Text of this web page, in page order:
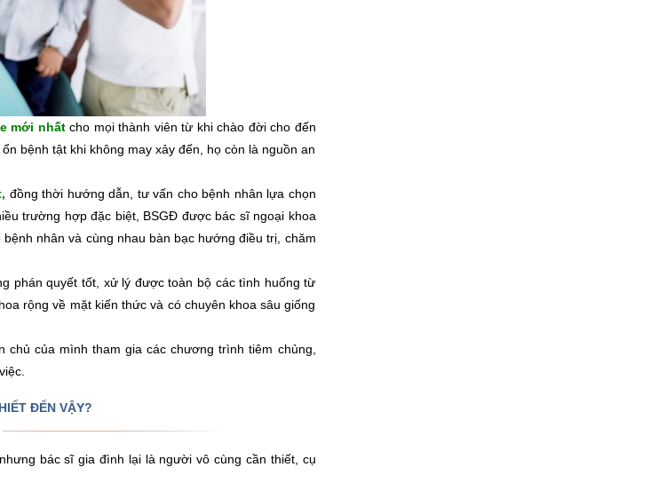
mới nhất cho mọi thành viên từ khi chào đời cho đến
bệnh tật khi không may xảy đến, họ còn là nguồn an
đồng thời hướng dẫn, tư vấn cho bệnh nhân lựa chọn
trường hợp đặc biệt, BSGĐ được bác sĩ ngoại khoa
nhân và cùng nhau bàn bạc hướng điều trị, chăm
phán quyết tốt, xử lý được toàn bộ các tình huống từ
rộng về mặt kiến thức và có chuyên khoa sâu giống
chủ của mình tham gia các chương trình tiêm chủng,
ĐẾN VẬY?
bác sĩ gia đình lại là người vô cùng cần thiết, cụ